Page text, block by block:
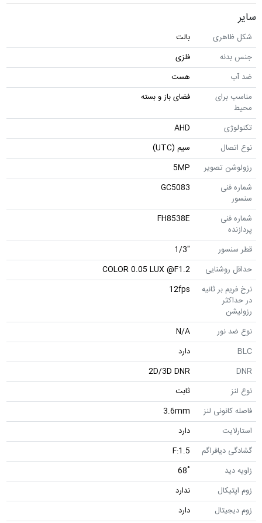
سایر
شکل ظاهری
بالت
جنس بدنه
فلزی
ضد آب
هست
مناسب برای
محیط
فضای باز و بسته
تکنولوژی
AHD
نوع اتصال
سیم (UTC)
رزولوشن تصویر
5MP
شماره فنی
سنسور
GC5083
شماره فنی
پردازنده
FH8538E
قطر سنسور
"1/3
حداقل روشنایی
COLOR 0.05 LUX @F1.2
نرخ فریم بر ثانیه
در حداکثر
رزولیشن
12fps
نوع ضد نور
N/A
BLC
دارد
DNR
2D/3D DNR
نوع لنز
ثابت
فاصله کانونی لنز
3.6mm
استارلایت
دارد
گشادگی دیافراگم
F:1.5
زاویه دید
˚68
زوم اپتیکال
ندارد
زوم دیجیتال
دارد